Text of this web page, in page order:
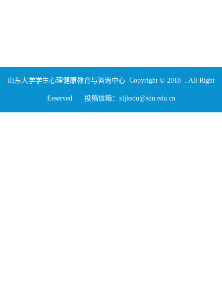
山东大学学生心理健康教育与咨询中心 Copyright © 2018 . All Right
Eeserved. 投稿信箱：xljksdu@sdu.edu.cn